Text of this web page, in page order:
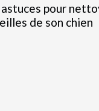
pour
de son chien